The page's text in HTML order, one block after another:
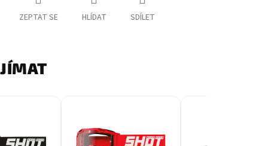
ZEPTAT SE HLÍDAT SDÍLET